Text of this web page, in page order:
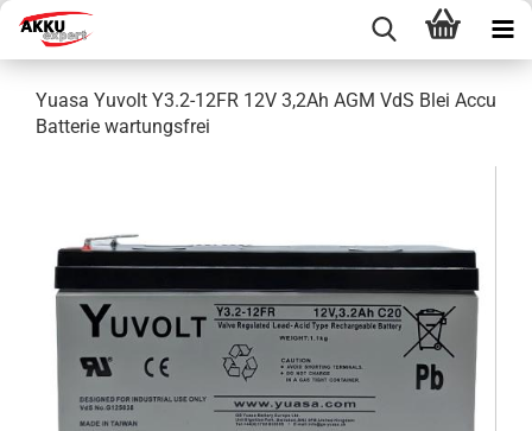
Yuasa Yuvolt Y3.2-12FR 12V 3,2Ah AGM VdS Blei Accu
Batterie wartungsfrei